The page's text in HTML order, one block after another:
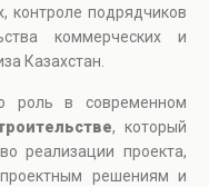
контроле подрядчиков
коммерческих и
Казахстан.
роль в современном
, который
реализации проекта,
проектным решениям и